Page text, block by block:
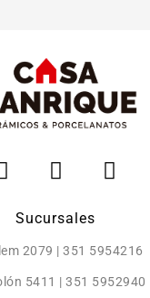
Sucursales
2079 | 351 5954216
5411 | 351 5952940